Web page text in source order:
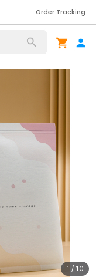
Order Tracking
1 / 10